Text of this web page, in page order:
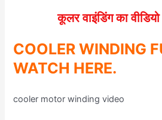
कूलर वाइंडिंग का
COOLER WINDING
WATCH HERE.
cooler motor winding video